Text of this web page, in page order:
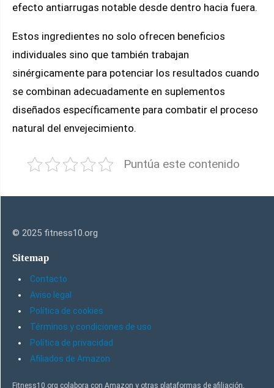
efecto antiarrugas notable desde dentro hacia fuera.
Estos ingredientes no solo ofrecen beneficios
individuales sino que también trabajan
sinérgicamente para potenciar los resultados cuando
se combinan adecuadamente en suplementos
diseñados específicamente para combatir el proceso
natural del envejecimiento.
Puntúa este contenido
© 2025 fitness10.org
Sitemap
Contacto
Aviso legal
Política de cookies
Términos y condiciones de uso
Política de privacidad
Afiliados de Amazon
Fitness10.org colabora con Amazon y otras plataformas de afiliación,